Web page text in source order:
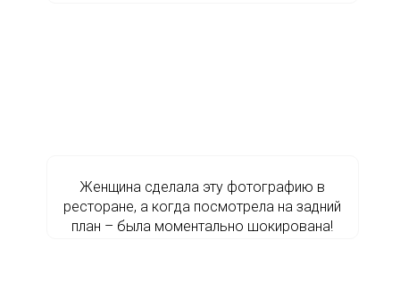
Женщина сделала эту фотографию в
ресторане, а когда посмотрела на задний
план – была моментально шокирована!